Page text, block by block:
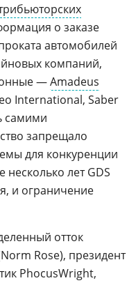
о заказе
автомобилей
компаний,
—Amadeus
International, Saber
самими
запрещало
для конкуренции
несколько лет GDS
и ограничение
отток
Rose), президент
PhocusWright,